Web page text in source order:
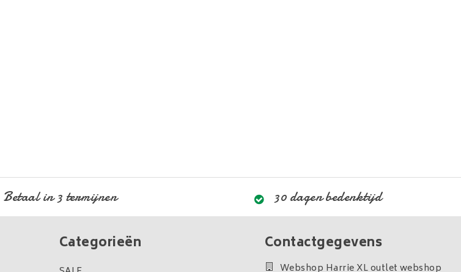
Betaal in 3 termijnen 30 dagen bedenktijd
Categorieën Contactgegevens
Webshop Harrie XL outlet webshop